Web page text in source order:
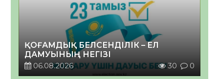
ҚОҒАМДЫҚ БЕЛСЕНДІЛІК – ЕЛ
ДАМУЫНЫҢ НЕГІЗІ
06.08.2026
30 0